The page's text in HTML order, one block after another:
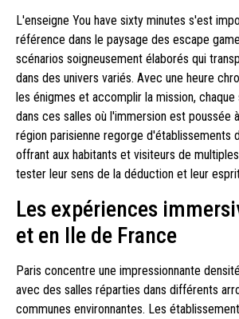
L'enseigne You have sixty minutes s'est
référence dans le paysage des escape
scénarios soigneusement élaborés qui
dans des univers variés. Avec une heure
les énigmes et accomplir la mission,
dans ces salles où l'immersion est poussée
région parisienne regorge d'établissements
offrant aux habitants et visiteurs de
tester leur sens de la déduction et leur
Les expériences
et en Ile de France
Paris concentre une impressionnante
avec des salles réparties dans différents
communes environnantes. Les